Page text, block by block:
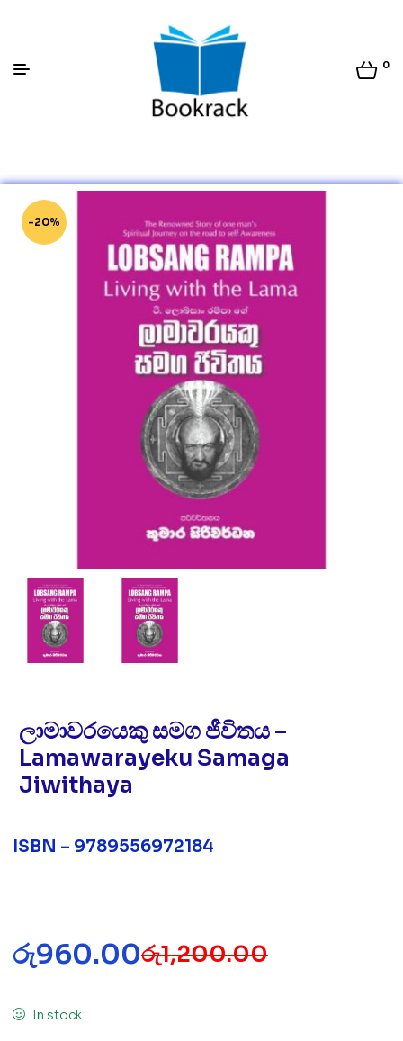
Bookrack.lk
0
-20%
ලාමාවරයෙකු සමග ජීවිතය –
Lamawarayeku Samaga
Jiwithaya
ISBN – 9789556972184
රු1,200.00
රු960.00
In stock